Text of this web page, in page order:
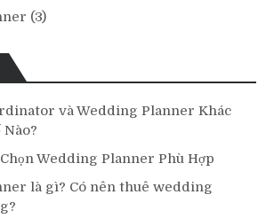
(3)
và Wedding Planner Khác
Wedding Planner Phù Hợp
là gì? Có nên thuê wedding